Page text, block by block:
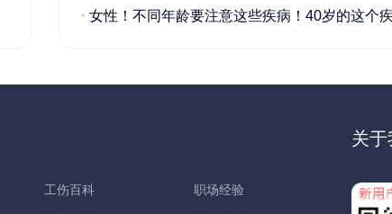
要经济支柱投
女性！不同年龄要注意这些疾病！40岁的这个疾病最需要注意
工伤百科 职场经验
关于